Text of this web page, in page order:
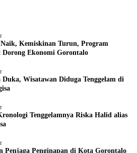
Kemiskinan Turun, Program
Ekonomi Gorontalo
Wisatawan Diduga Tenggelam di
Tenggelamnya Riska Halid alias
Penjaga Penginapan di Kota Gorontalo